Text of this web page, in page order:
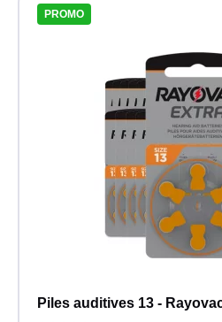
PROMO
Piles auditives 13 -